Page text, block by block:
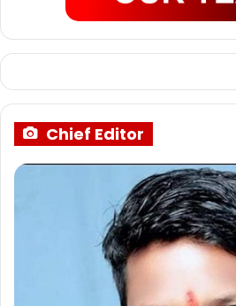
Chief Editor